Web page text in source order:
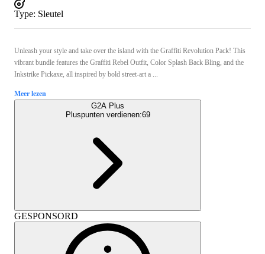
Type: Sleutel
Unleash your style and take over the island with the Graffiti Revolution Pack! This
vibrant bundle features the Graffiti Rebel Outfit, Color Splash Back Bling, and the
Inkstrike Pickaxe, all inspired by bold street-art a ...
Meer lezen
G2A Plus
Pluspunten verdienen:69
GESPONSORD